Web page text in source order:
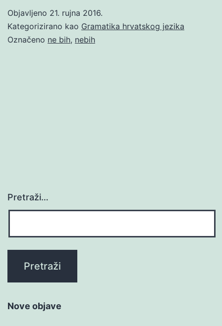
Objavljeno 21. rujna 2016.
Kategorizirano kao Gramatika hrvatskog jezika
Označeno ne bih, nebih
Pretraži…
Nove objave